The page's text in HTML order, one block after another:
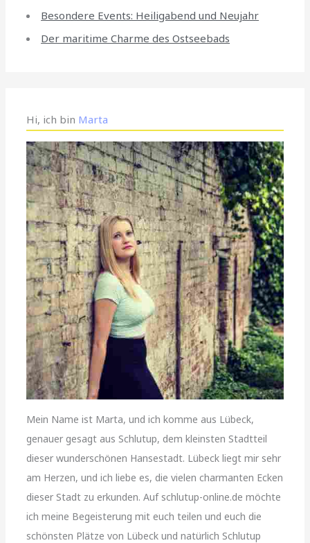
Besondere Events: Heiligabend und Neujahr
Der maritime Charme des Ostseebads
Hi, ich bin Marta
Mein Name ist Marta, und ich komme aus Lübeck,
genauer gesagt aus Schlutup, dem kleinsten Stadtteil
dieser wunderschönen Hansestadt. Lübeck liegt mir sehr
am Herzen, und ich liebe es, die vielen charmanten Ecken
dieser Stadt zu erkunden. Auf schlutup-online.de möchte
ich meine Begeisterung mit euch teilen und euch die
schönsten Plätze von Lübeck und natürlich Schlutup